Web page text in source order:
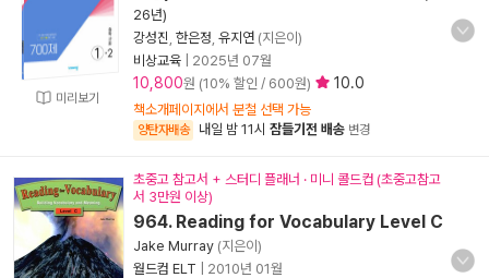
미리보기
26년)
강성진 한은정 유지연 (지은이)
비상교육
2025년 07월
10,800원 (10% 할인 / 600원) 10.0
책소개페이지에서 분철 선택 가능
양탄자배송 내일 밤 11시 잠들기전 배송 변경
초중고 참고서 + 스터디 플래너 · 미니 콜드컵 (초중고참고
서 3만원 이상)
964. Reading for Vocabulary Level C
Jake Murray (지은이)
월드컴 ELT
2010년 01월